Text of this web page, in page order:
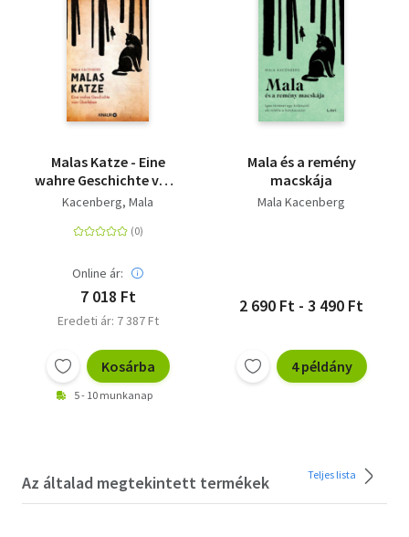
Malas Katze - Eine
wahre Geschichte vom
Überleben
Kacenberg, Mala
Online ár:
7 018 Ft
Eredeti ár: 7 387 Ft
Kosárba
5 - 10 munkanap
Mala és a remény
macskája
Mala Kacenberg
2 690 Ft - 3 490 Ft
4 példány
Az általad megtekintett termékek Teljes lista